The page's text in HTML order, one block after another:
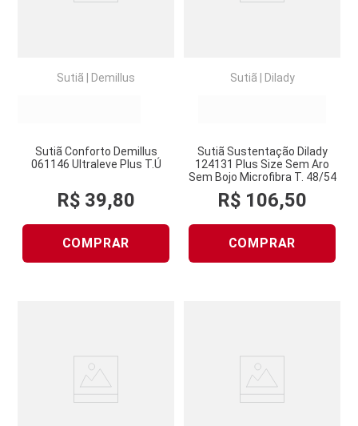
Sutiã Demillus
Sutiã Conforto Demillus
061146 Ultraleve Plus T.Ú
R$ 39,80
COMPRAR
Sutiã Dilady
Sutiã Sustentação Dilady
124131 Plus Size Sem Aro
Sem Bojo Microfibra T. 48/54
R$ 106,50
COMPRAR